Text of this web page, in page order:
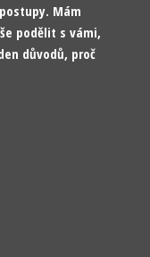
Mám
podělit s vámi,
důvodů, proč